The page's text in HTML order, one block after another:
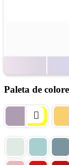
Paleta de